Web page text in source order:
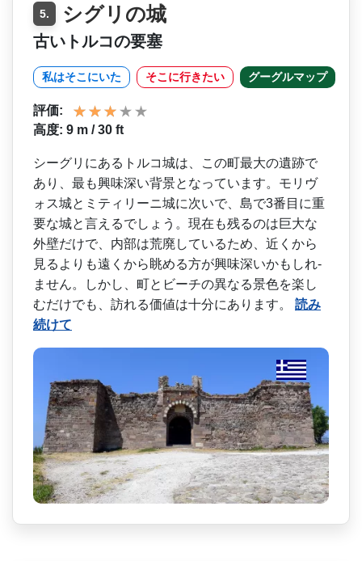
5. シグリの城
古いトルコの要塞
私はそこにいた そこに行きたい グーグルマップ
評価:
高度: 9 m / 30 ft
シーグリにあるトルコ城は、­この町最大の遺跡で
あり、最も興味深い背景となって­います。モリヴ
ォス城とミティリーニ城に次いで、島­で3番目に重
要な城と言えるでしょう。現在も残るの­は巨大な
外壁だけで、内部は荒廃しているため、近く­から
見るよりも遠くから眺める方が興味深いかもしれ­
ません。しかし、町とビーチの異なる景色を楽し
むだ­けでも、訪れる価値は十分にあります。 読み
続けて